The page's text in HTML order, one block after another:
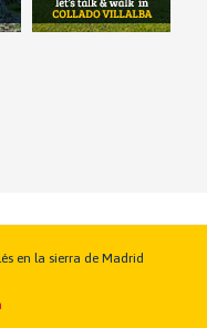
en la sierra de Madrid